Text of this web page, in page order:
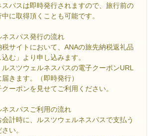
スパスは即時発行されますので、旅行前の
に取得頂くことも可能です。
スパス発行の流れ
サイトにおいて、ANAの旅先納税返礼品
む」より申し込みます。
スツウェルネスパスの電子クーポンURL
きます。（即時発行）
ーポンを見せてご利用ください。
スパスご利用の流れ
計時に、ルスツウェルネスパスで支払う
い。